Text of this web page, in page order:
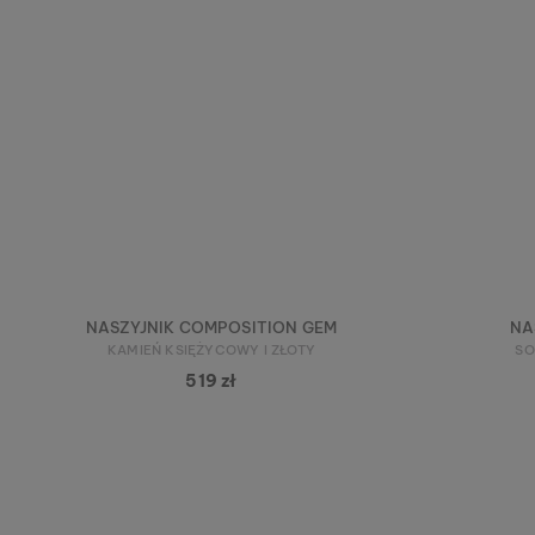
NASZYJNIK COMPOSITION GEM
KAMIEŃ KSIĘŻYCOWY I ZŁOTY
519 zł